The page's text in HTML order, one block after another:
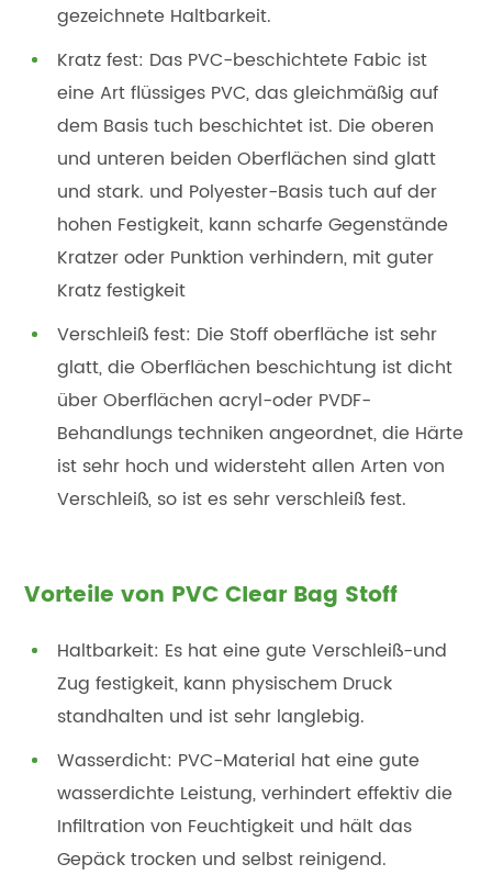
gezeichnete Haltbarkeit.
Kratz fest: Das PVC-beschichtete Fabic ist
eine Art flüssiges PVC, das gleichmäßig auf
dem Basis tuch beschichtet ist. Die oberen
und unteren beiden Oberflächen sind glatt
und stark. und Polyester-Basis tuch auf der
hohen Festigkeit, kann scharfe Gegenstände
Kratzer oder Punktion verhindern, mit guter
Kratz festigkeit
Verschleiß fest: Die Stoff oberfläche ist sehr
glatt, die Oberflächen beschichtung ist dicht
über Oberflächen acryl-oder PVDF-
Behandlungs techniken angeordnet, die Härte
ist sehr hoch und widersteht allen Arten von
Verschleiß, so ist es sehr verschleiß fest.
Vorteile von PVC Clear Bag Stoff
Haltbarkeit: Es hat eine gute Verschleiß-und
Zug festigkeit, kann physischem Druck
standhalten und ist sehr langlebig.
Wasserdicht: PVC-Material hat eine gute
wasserdichte Leistung, verhindert effektiv die
Infiltration von Feuchtigkeit und hält das
Gepäck trocken und selbst reinigend.